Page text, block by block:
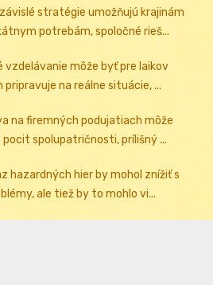
stratégie umožňujú krajinám
potrebám, spoločné rieš...
vzdelávanie môže byť pre laikov
na reálne situácie, ...
na firemných podujatiach môže
spolupatričnosti, prílišný ...
hazardných hier by mohol znížiť s
ale tiež by to mohlo vi...